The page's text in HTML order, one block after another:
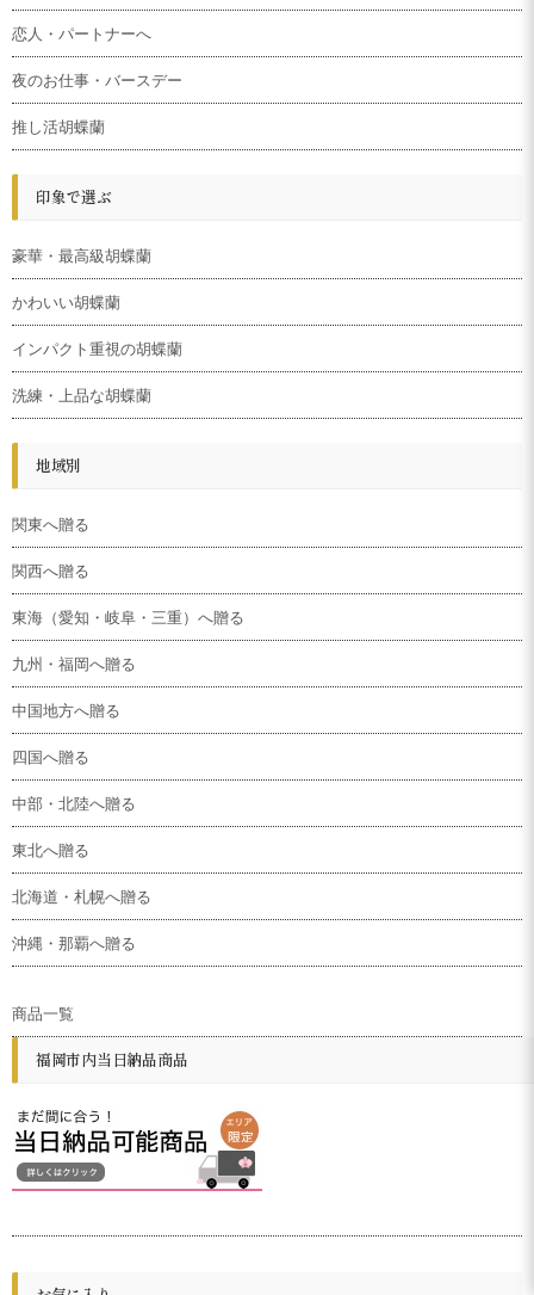
恋人・パートナーへ
夜のお仕事・バースデー
推し活胡蝶蘭
印象で選ぶ
豪華・最高級胡蝶蘭
かわいい胡蝶蘭
インパクト重視の胡蝶蘭
洗練・上品な胡蝶蘭
地域別
関東へ贈る
関西へ贈る
東海（愛知・岐阜・三重）へ贈る
九州・福岡へ贈る
中国地方へ贈る
四国へ贈る
中部・北陸へ贈る
東北へ贈る
北海道・札幌へ贈る
沖縄・那覇へ贈る
商品一覧
福岡市内当日納品商品